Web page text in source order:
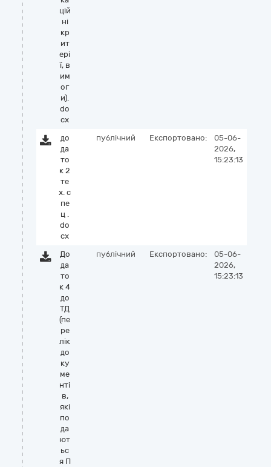
цій
ні
кр
ит
ері
ї, в
им
ог
и).
do
cx
до
да
то
к 2
те
х. с
пе
ц .
do
cx
публічний Експортовано:
05-06-
2026,
15:23:13
До
да
то
к 4
до
ТД
(пе
ре
лік
до
ку
ме
нті
в,
які
по
да
ют
ьс
я П
публічний Експортовано:
05-06-
2026,
15:23:13